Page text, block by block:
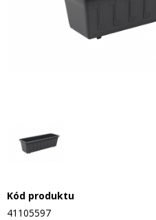
Kód produktu
41105597